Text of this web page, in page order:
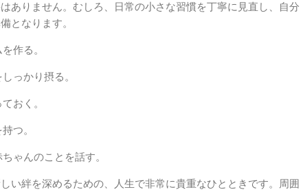
ありません。むしろ、日常の小さな習慣を丁寧に見直し、自分
となります。
作る。
っかり摂る。
おく。
つ。
ゃんのことを話す。
い絆を深めるための、人生で非常に貴重なひとときです。周囲